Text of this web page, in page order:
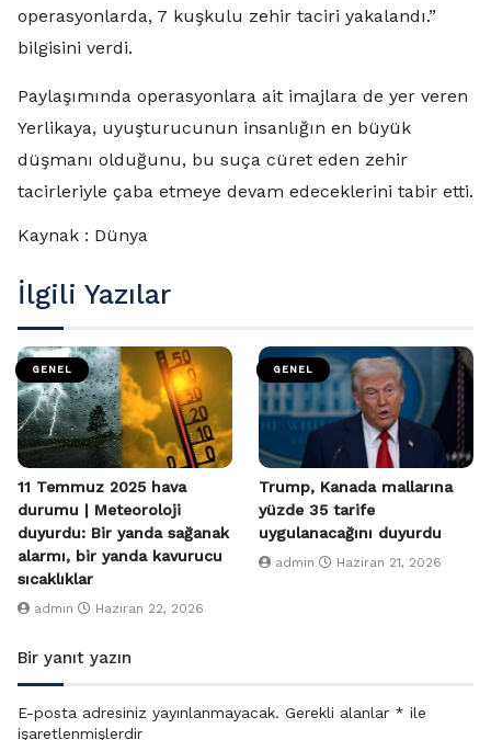
operasyonlarda, 7 kuşkulu zehir taciri yakalandı.”
bilgisini verdi.
Paylaşımında operasyonlara ait imajlara de yer veren
Yerlikaya, uyuşturucunun insanlığın en büyük
düşmanı olduğunu, bu suça cüret eden zehir
tacirleriyle çaba etmeye devam edeceklerini tabir etti.
Kaynak : Dünya
İlgili Yazılar
GENEL
11 Temmuz 2025 hava
durumu | Meteoroloji
duyurdu: Bir yanda sağanak
alarmı, bir yanda kavurucu
sıcaklıklar
admin Haziran 22, 2026
GENEL
Trump, Kanada mallarına
yüzde 35 tarife
uygulanacağını duyurdu
admin Haziran 21, 2026
Bir yanıt yazın
E-posta adresiniz yayınlanmayacak. Gerekli alanlar * ile
işaretlenmişlerdir